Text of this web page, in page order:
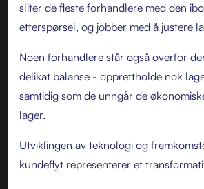
sliter de fleste forhandlere med den
etterspørsel, og jobber med å justere
Noen forhandlere står også overfor
delikat balanse - opprettholde nok
samtidig som de unngår de
lager.
Utviklingen av teknologi og
kundeflyt representerer et